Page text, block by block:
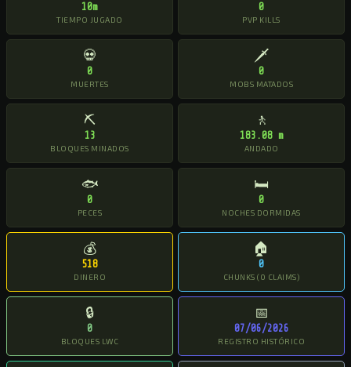
10m
TIEMPO JUGADO
0
PVP KILLS
💀
0
MUERTES
🗡
0
MOBS MATADOS
⛏
13
BLOQUES MINADOS
🚶
183.08 m
ANDADO
🐟
0
PECES
🛏
0
NOCHES DORMIDAS
💰
518
DINERO
🏠
0
CHUNKS (0 CLAIMS)
🔒
0
BLOQUES LWC
📅
07/06/2026
REGISTRO HISTÓRICO